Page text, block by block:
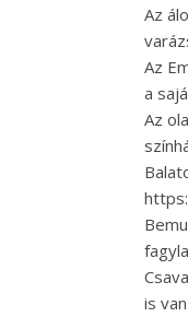
Az
Az
a
Az
is